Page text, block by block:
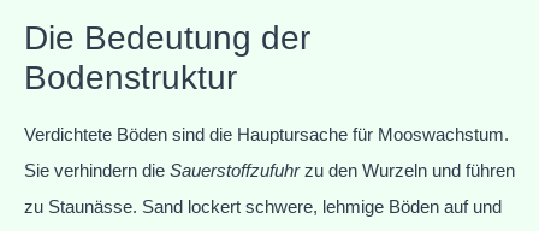
Die Bedeutung der
Bodenstruktur
Verdichtete Böden sind die Hauptursache für Mooswachstum.
Sie verhindern die Sauerstoffzufuhrzu den Wurzeln und führen
zu Staunässe. Sand lockert schwere, lehmige Böden auf und